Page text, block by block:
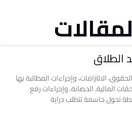
الطلاق
الالتزامات، وإجراءات المطالبة بها
المالية، الحضانة، وإجراءات رفع
تحول حاسمة تتطلب دراية